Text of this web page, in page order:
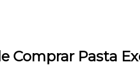
Comprar Pasta